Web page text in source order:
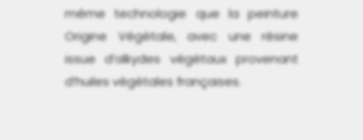
même technologie que la peinture
Origine Végétale, avec une résine
issue d’alkydes végétaux provenant
d’huiles végétales françaises.